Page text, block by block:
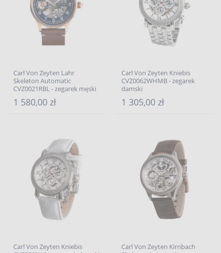
Carl Von Zeyten Lahr
Skeleton Automatic
CVZ0021RBL - zegarek męski
1 580,00 zł
Carl Von Zeyten Kniebis
CVZ0062WHMB - zegarek
damski
1 305,00 zł
Carl Von Zeyten Kniebis
Carl Von Zeyten Kirnbach